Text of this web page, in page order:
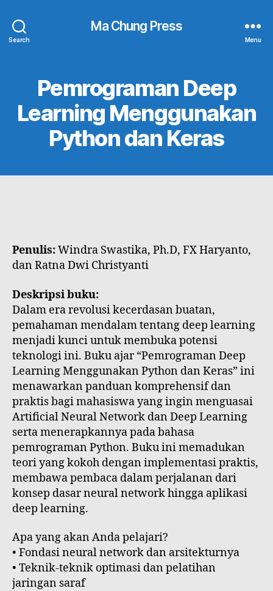
Search
Ma Chung Press
Menu
Pemrograman Deep
Learning Menggunakan
Python dan Keras
Penulis:Windra Swastika, Ph.D, FX Haryanto,
dan Ratna Dwi Christyanti
Deskripsi buku:
Dalam era revolusi kecerdasan buatan,
pemahaman mendalam tentang deep learning
menjadi kunci untuk membuka potensi
teknologi ini. Buku ajar “Pemrograman Deep
Learning Menggunakan Python dan Keras” ini
menawarkan panduan komprehensif dan
praktis bagi mahasiswa yang ingin menguasai
Artificial Neural Network dan Deep Learning
serta menerapkannya pada bahasa
pemrograman Python. Buku ini memadukan
teori yang kokoh dengan implementasi praktis,
membawa pembaca dalam perjalanan dari
konsep dasar neural network hingga aplikasi
deep learning.
Apa yang akan Anda pelajari?
• Fondasi neural network dan arsitekturnya
• Teknik-teknik optimasi dan pelatihan
jaringan saraf